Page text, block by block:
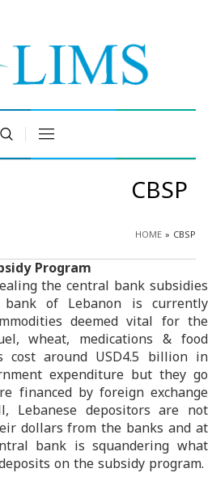
CBSP
HOME» CBSP
Program
the central bank subsidies
of Lebanon is currently
deemed vital for the
wheat, medications & food
cost around USD4.5 billion in
expenditure but they go
financed by foreign exchange
Lebanese depositors are not
dollars from the banks and at
bank is squandering what
on the subsidy program.